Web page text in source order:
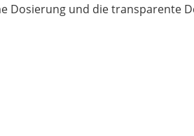
Dosierung und die transparente